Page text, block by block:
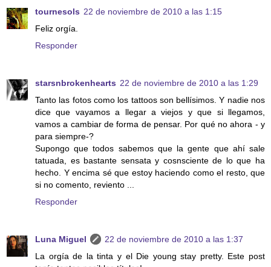
tournesols 22 de noviembre de 2010 a las 1:15
Feliz orgía.
Responder
starsnbrokenhearts 22 de noviembre de 2010 a las 1:29
Tanto las fotos como los tattoos son bellísimos. Y nadie nos
dice que vayamos a llegar a viejos y que si llegamos,
vamos a cambiar de forma de pensar. Por qué no ahora - y
para siempre-?
Supongo que todos sabemos que la gente que ahí sale
tatuada, es bastante sensata y cosnsciente de lo que ha
hecho. Y encima sé que estoy haciendo como el resto, que
si no comento, reviento ...
Responder
Luna Miguel
22 de noviembre de 2010 a las 1:37
La orgía de la tinta y el Die young stay pretty. Este post